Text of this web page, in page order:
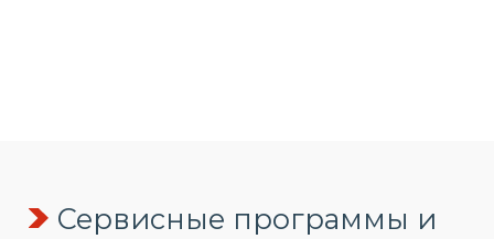
Сервисные программы и